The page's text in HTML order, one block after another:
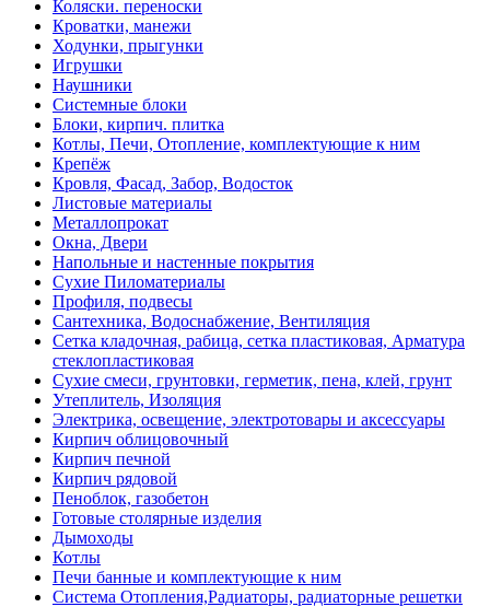
Коляски. переноски
Кроватки, манежи
Ходунки, прыгунки
Игрушки
Наушники
Системные блоки
Блоки, кирпич. плитка
Котлы, Печи, Отопление, комплектующие к ним
Крепёж
Кровля, Фасад, Забор, Водосток
Листовые материалы
Металлопрокат
Окна, Двери
Напольные и настенные покрытия
Сухие Пиломатериалы
Профиля, подвесы
Сантехника, Водоснабжение, Вентиляция
Сетка кладочная, рабица, сетка пластиковая, Арматура
стеклопластиковая
Сухие смеси, грунтовки, герметик, пена, клей, грунт
Утеплитель, Изоляция
Электрика, освещение, электротовары и аксессуары
Кирпич облицовочный
Кирпич печной
Кирпич рядовой
Пеноблок, газобетон
Готовые столярные изделия
Дымоходы
Котлы
Печи банные и комплектующие к ним
Система Отопления,Радиаторы, радиаторные решетки